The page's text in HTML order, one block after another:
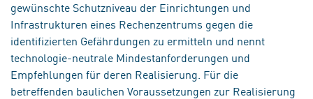
gewünschte Schutzniveau der Einrichtungen und
Infrastrukturen eines Rechenzentrums gegen die
identifizierten Gefährdungen zu ermitteln und nennt
technologie-neutrale Mindestanforderungen und
Empfehlungen für deren Realisierung. Für die
betreffenden baulichen Voraussetzungen zur Realisierung